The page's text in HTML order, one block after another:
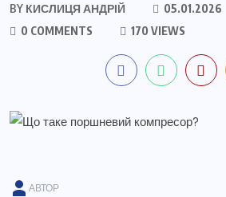
BY КИСЛИЦЯ АНДРІЙ
05.01.2026
0 COMMENTS
170 VIEWS
АВТОР